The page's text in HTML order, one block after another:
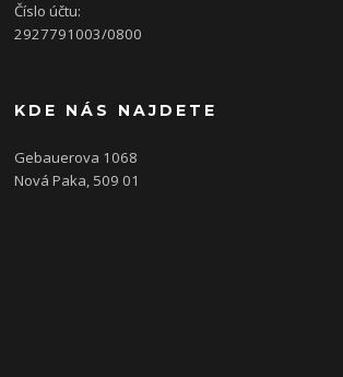
Číslo účtu:
2927791003/0800
KDE NÁS NAJDETE
Gebauerova 1068
Nová Paka, 509 01